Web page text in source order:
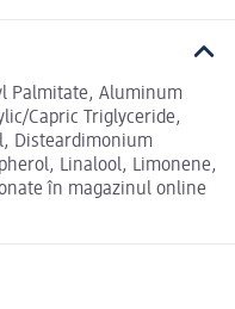
Palmitate, Aluminum
Capric Triglyceride,
Disteardimonium
Linalool, Limonene,
în magazinul online